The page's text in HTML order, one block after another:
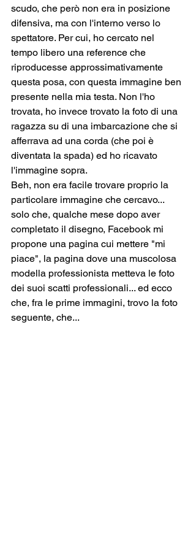
scudo, che però non era in posizione
difensiva, ma con l'interno verso lo
spettatore. Per cui, ho cercato nel
tempo libero una reference che
riproducesse approssimativamente
questa posa, con questa immagine ben
presente nella mia testa. Non l'ho
trovata, ho invece trovato la foto di una
ragazza su di una imbarcazione che si
afferrava ad una corda (che poi è
diventata la spada) ed ho ricavato
l'immagine sopra.
Beh, non era facile trovare proprio la
particolare immagine che cercavo...
solo che, qualche mese dopo aver
completato il disegno, Facebook mi
propone una pagina cui mettere "mi
piace", la pagina dove una muscolosa
modella professionista metteva le foto
dei suoi scatti professionali... ed ecco
che, fra le prime immagini, trovo la foto
seguente, che...